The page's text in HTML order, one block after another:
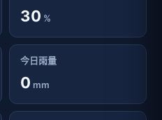
30 %
今日雨量
0 mm